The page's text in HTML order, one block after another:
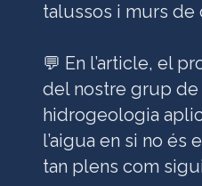
talussos i murs de
💬 En l’article, el
del nostre grup de
hidrogeologia
l’aigua en si no
tan plens com